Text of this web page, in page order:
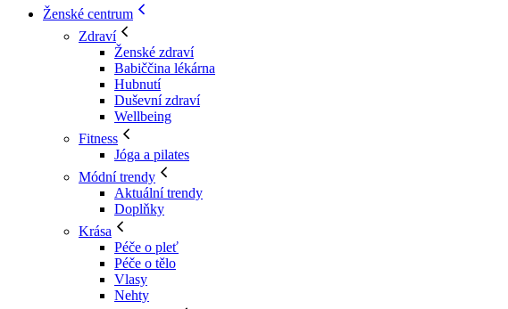
Ženské centrum
Zdraví
Ženské zdraví
Babiččina lékárna
Hubnutí
Duševní zdraví
Wellbeing
Fitness
Jóga a pilates
Módní trendy
Aktuální trendy
Doplňky
Krása
Péče o pleť
Péče o tělo
Vlasy
Nehty